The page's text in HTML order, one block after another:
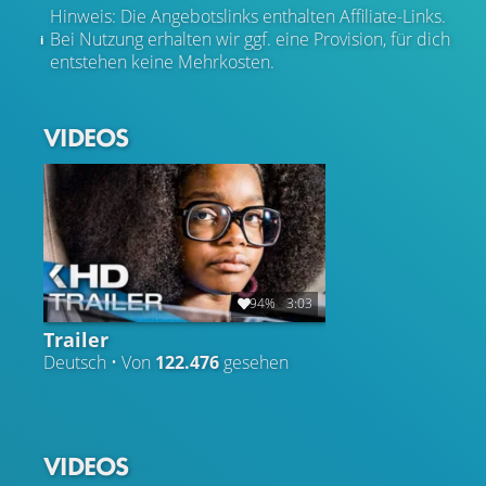
Hinweis: Die Angebotslinks enthalten Affiliate-Links.
Bei Nutzung erhalten wir ggf. eine Provision, für dich
entstehen keine Mehrkosten.
VIDEOS
94% 3:03
Trailer
Deutsch • Von 122.476 gesehen
VIDEOS